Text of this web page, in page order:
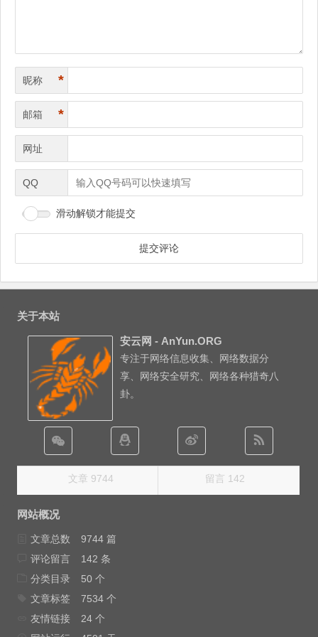
昵称 *
邮箱 *
网址
QQ
滑动解锁才能提交
关于本站
安云网 - AnYun.ORG
专注于网络信息收集、网络数据分
享、网络安全研究、网络各种猎奇八
卦。
文章 9744 留言 142
网站概况
文章总数
9744 篇
评论留言
142 条
分类目录
50 个
文章标签
7534 个
友情链接
24 个